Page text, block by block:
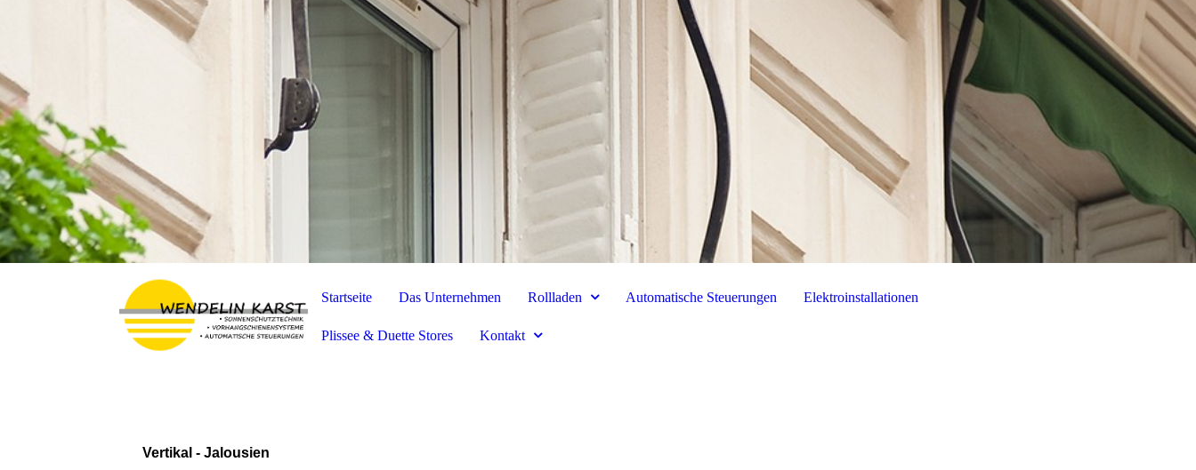
Startseite Das Unternehmen Rollladen Automatische Steuerungen Elektroinstallationen
Plissee & Duette Stores Kontakt
Vertikal - Jalousien